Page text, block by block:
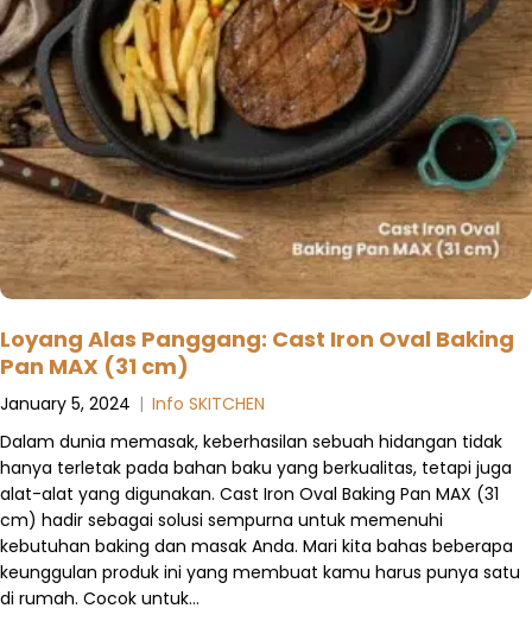
Loyang Alas Panggang: Cast Iron Oval Baking
Pan MAX (31 cm)
January 5, 2024 | Info SKITCHEN
Dalam dunia memasak, keberhasilan sebuah hidangan tidak
hanya terletak pada bahan baku yang berkualitas, tetapi juga
alat-alat yang digunakan. Cast Iron Oval Baking Pan MAX (31
cm) hadir sebagai solusi sempurna untuk memenuhi
kebutuhan baking dan masak Anda. Mari kita bahas beberapa
keunggulan produk ini yang membuat kamu harus punya satu
di rumah. Cocok untuk…